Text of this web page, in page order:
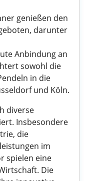
genießen den
darunter
Anbindung an
sowohl die
in die
und Köln.
diverse
Insbesondere
die
im
spielen eine
Die